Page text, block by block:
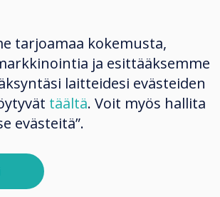
Great
Resources
tarjoamaa kokemusta,
ja esittääksemme
laitteidesi evästeiden
täältä. Voit myös hallita
evästeitä”.